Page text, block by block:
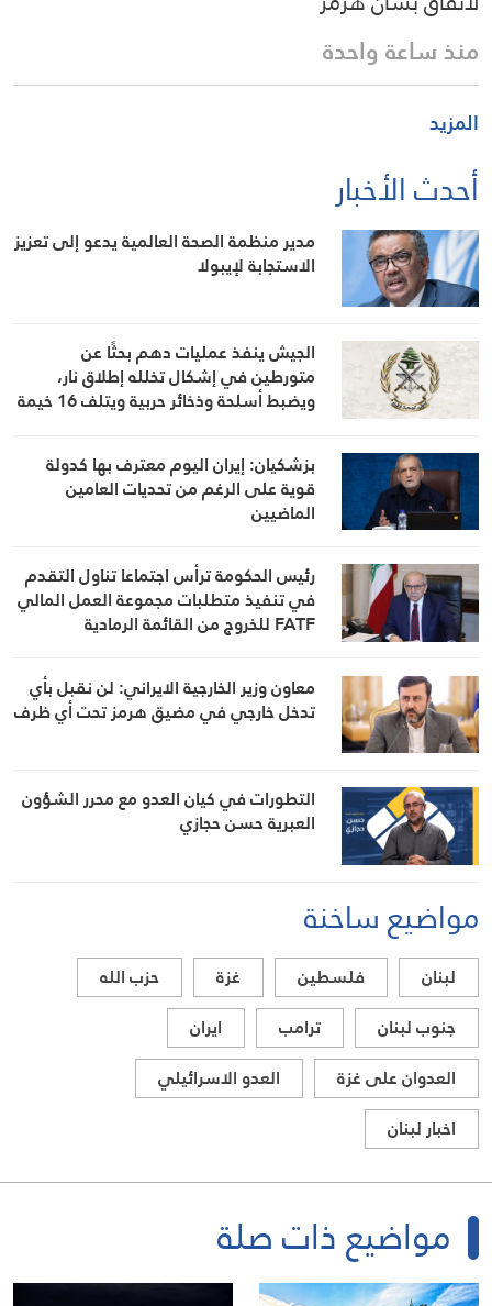
منذ ساعة واحدة
المزيد
أحدث الأخبار
مدير منظمة الصحة العالمية يدعو إلى تعزيز
الاستجابة لإيبولا
الجيش ينفذ عمليات دهم بحثًا عن
متورطين في إشكال تخلله إطلاق نار،
ويضبط أسلحة وذخائر حربية ويتلف 16 خيمة
بزشكيان: إيران اليوم معترف بها كدولة
قوية على الرغم من تحديات العامين
الماضيين
رئيس الحكومة ترأس اجتماعا تناول التقدم
في تنفيذ متطلبات مجموعة العمل المالي
FATF للخروج من القائمة الرمادية
معاون وزير الخارجية الايراني: لن نقبل بأي
تدخل خارجي في مضيق هرمز تحت أي ظرف
التطورات في كيان العدو مع محرر الشؤون
العبرية حسن حجازي
مواضيع ساخنة
لبنان فلسطين غزة
حزب الله
جنوب لبنان
ترامب
ايران
العدوان على غزة
العدو الاسرائيلي
اخبار لبنان
مواضيع ذات صلة